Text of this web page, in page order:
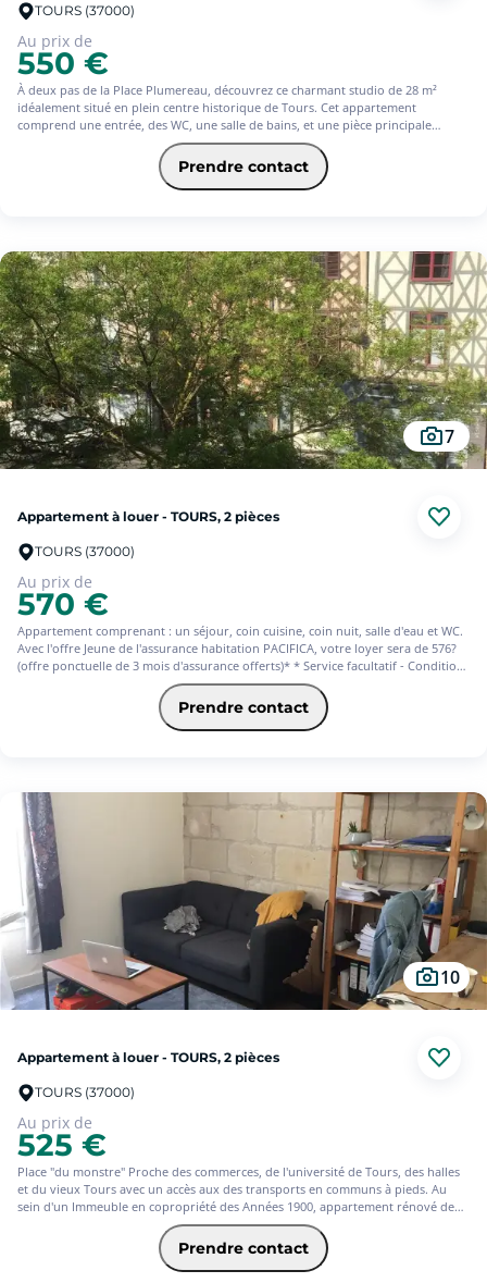
TOURS (37000)
Au prix de
550 €
À deux pas de la Place Plumereau, découvrez ce charmant studio de 28 m²
idéalement situé en plein centre historique de Tours. Cet appartement
comprend une entrée, des WC, une salle de bains, et une pièce principale
lumineuse donnant sur la cour et la rue. Profitez du charme du vieux Tours
avec toutes les commodités et attractions à proximité Avec l'offre Jeune de
l'assurance habitation PACIFICA, votre loyer sera de 586? (offre ponctuelle de 3
Prendre contact
7
Appartement à louer - TOURS, 2 pièces
TOURS (37000)
Au prix de
570 €
Appartement comprenant : un séjour, coin cuisine, coin nuit, salle d'eau et WC.
Avec l'offre Jeune de l'assurance habitation PACIFICA, votre loyer sera de 576?
(offre ponctuelle de 3 mois d'assurance offerts)* * Service facultatif - Conditions
en vigueur au 01/07/26. Offre réservée aux 18-31ans, sous réserve d'étude et
d'acceptation définitive de votre dossier par votre Caisse régionale
Prendre contact
10
Appartement à louer - TOURS, 2 pièces
TOURS (37000)
Au prix de
525 €
Place "du monstre" Proche des commerces, de l'université de Tours, des halles
et du vieux Tours avec un accès aux des transports en communs à pieds. Au
sein d'un Immeuble en copropriété des Années 1900, appartement rénové de
type 2 comprenant : un petit salon, d'un coin cuisine, d'une grande chambre,
d'une salle d'eau et toilettes Avec l'offre Jeune de l'assurance habitation
PACIFICA, votre loyer sera de 531? (offre ponctuelle de 3 mois d'assurance
Prendre contact